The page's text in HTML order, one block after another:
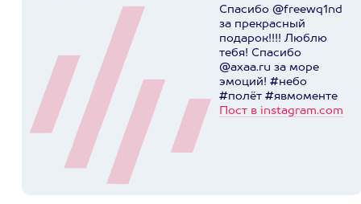
Спасибо @freewq1nd
за прекрасный
подарок!!!! Люблю
тебя! Спасибо
@axaa.ru за море
эмоций! #небо
#полёт #явмоменте
Пост в instagram.com